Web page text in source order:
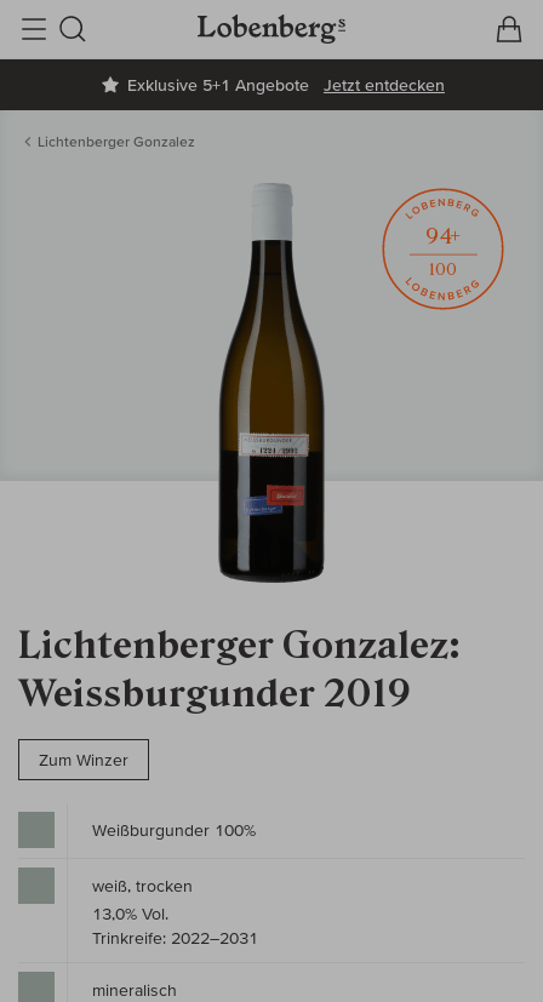
Exklusive 5+1 Angebote Jetzt entdecken
Suche
Lichtenberger Gonzalez
Lichtenberger Gonzalez:
Weissburgunder 2019
Zum Winzer
94+
100
Weißburgunder 100%
weiß, trocken
13,0% Vol.
Trinkreife: 2022–2031
mineralisch